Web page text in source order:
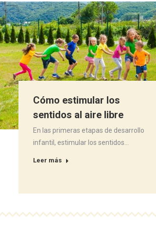
Cómo estimular los
sentidos al aire libre
En las primeras etapas de desarrollo
infantil, estimular los sentidos…
Leer más